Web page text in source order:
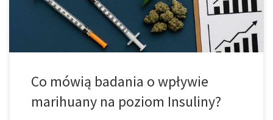
opublikowanych przez *American […]
Co mówią badania o wpływie
marihuany na poziom Insuliny?